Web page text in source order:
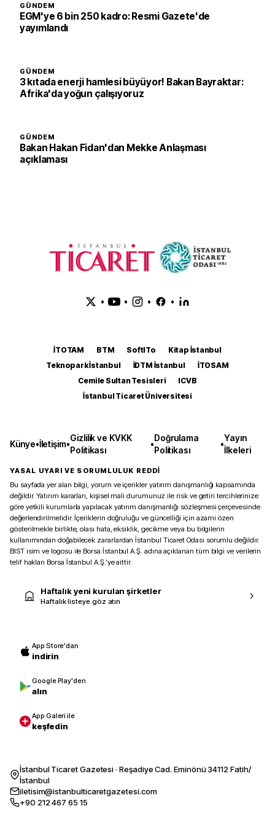
GÜNDEM
EGM'ye 6 bin 250 kadro: Resmi Gazete'de
yayımlandı
GÜNDEM
3 kıtada enerji hamlesi büyüyor! Bakan Bayraktar:
Afrika'da yoğun çalışıyoruz
GÜNDEM
Bakan Hakan Fidan'dan Mekke Anlaşması
açıklaması
• • • •
İTOTAM BTM SoftITo
Kitap İstanbul
Teknopark İstanbul
İDTM İstanbul
İTOSAM
Cemile Sultan Tesisleri
ICVB
İstanbul Ticaret Üniversitesi
Künye•İletişim•
Gizlilik ve KVKK
Politikası
•
Doğrulama
Politikası
•
Yayın
İlkeleri
YASAL UYARI VE SORUMLULUK REDDİ
Bu sayfada yer alan bilgi, yorum ve içerikler yatırım danışmanlığı kapsamında
değildir. Yatırım kararları, kişisel mali durumunuz ile risk ve getiri tercihlerinize
göre yetkili kurumlarla yapılacak yatırım danışmanlığı sözleşmesi çerçevesinde
değerlendirilmelidir. İçeriklerin doğruluğu ve güncelliği için azami özen
gösterilmekle birlikte, olası hata, eksiklik, gecikme veya bu bilgilerin
kullanımından doğabilecek zararlardan İstanbul Ticaret Odası sorumlu değildir.
BIST isim ve logosu ile Borsa İstanbul A.Ş. adına açıklanan tüm bilgi ve verilerin
telif hakları Borsa İstanbul A.Ş.’ye aittir.
Haftalık yeni kurulan şirketler
Haftalık listeye göz atın
App Store'dan
indirin
Google Play'den
alın
App Galeri ile
keşfedin
İstanbul Ticaret Gazetesi · Reşadiye Cad. Eminönü 34112 Fatih/
İstanbul
iletisim@istanbulticaretgazetesi.com
+90 212 467 65 15